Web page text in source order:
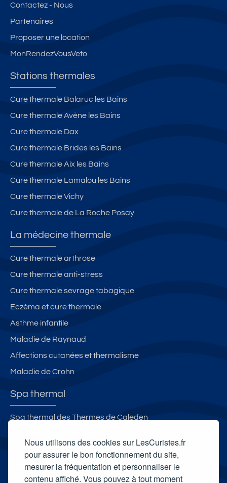
Nous utilisons des cookies sur LesCuristes.fr
pour assurer le bon fonctionnement du site,
mesurer la fréquentation et personnaliser le
contenu affiché. Vous pouvez à tout moment
Contactez - Nous
Partenaires
Proposer une location
MonRendezVousVeto
Stations thermales
Cure thermale Balaruc les Bains
Cure thermale Avène les Bains
Cure thermale Dax
Cure thermale Brides les Bains
Cure thermale Aix les Bains
Cure thermale Lamalou les Bains
Cure thermale Vichy
Cure thermale de La Roche Posay
La médecine thermale
Cure thermale arthrose
Cure thermale anti-stress
Cure thermale sevrage tabagique
Eczéma et cure thermale
Asthme infantile
Maladie de Raynaud
Affections cutanées et thermalisme
Maladie de Crohn
Spa thermal
Spa thermal des Thermes de Caleden
L'Espace Bien-Être - Les Thermes d'Evian